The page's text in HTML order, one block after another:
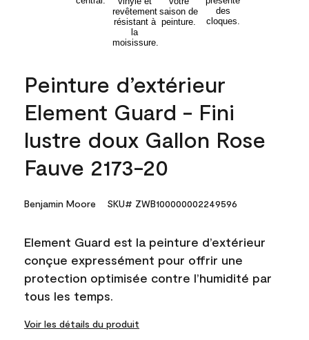
Peinture d’extérieur
Element Guard - Fini
lustre doux Gallon Rose
Fauve 2173-20
Benjamin Moore SKU# ZWB100000002249596
Element Guard est la peinture d’extérieur
conçue expressément pour offrir une
protection optimisée contre l’humidité par
tous les temps.
Voir les détails du produit